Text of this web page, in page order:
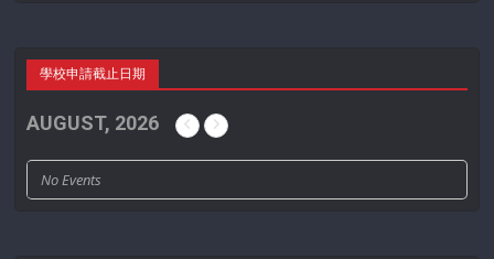
學校申請截止日期
AUGUST, 2026
No Events